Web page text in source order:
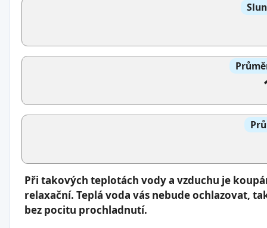
Při takových teplotách vody a vzduchu je
relaxační. Teplá voda vás nebude ochlazovat,
bez pocitu prochladnutí.